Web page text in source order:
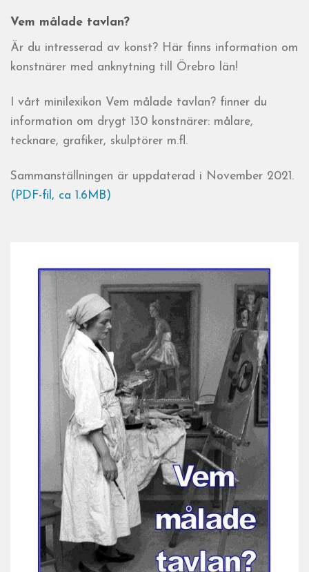
Vem målade tavlan?
Är du intresserad av konst? Här finns information om
konstnärer med anknytning till Örebro län!
I vårt minilexikon Vem målade tavlan? finner du
information om drygt 130 konstnärer: målare,
tecknare, grafiker, skulptörer m.fl.
Sammanställningen är uppdaterad i November 2021.
(PDF-fil, ca 1.6MB)